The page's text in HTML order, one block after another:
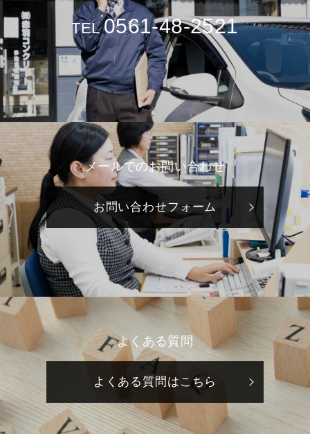
TEL0561-48-2521
メールでのお問い合わせ
お問い合わせフォーム
よくある質問
よくある質問はこちら